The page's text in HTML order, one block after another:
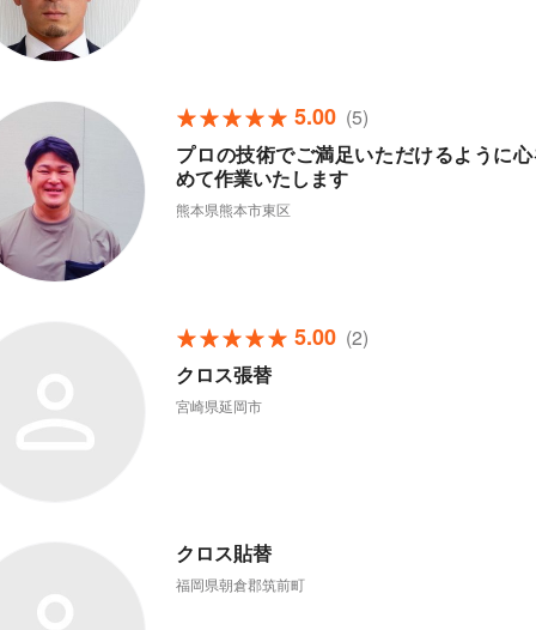
5.00 (5)
プロの技術でご満足いただけるように
めて作業いたします
熊本県熊本市東区
5.00 (2)
クロス張替
宮崎県延岡市
クロス貼替
福岡県朝倉郡筑前町